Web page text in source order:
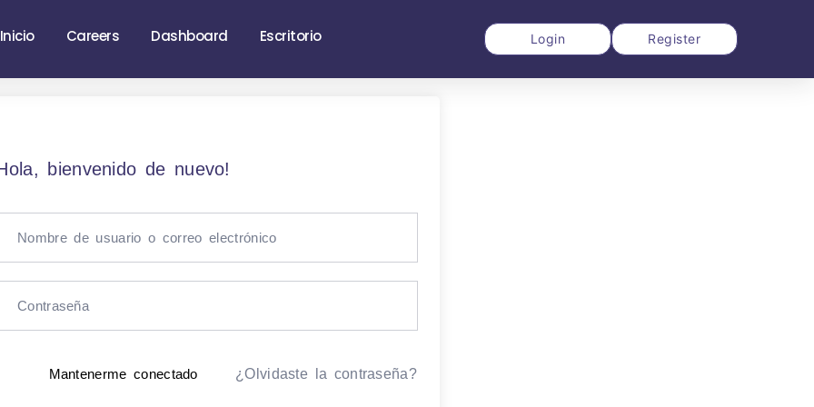
Inicio Careers Dashboard Escritorio Login Register
bienvenido de nuevo!
Mantenerme conectado ¿Olvidaste la contraseña?